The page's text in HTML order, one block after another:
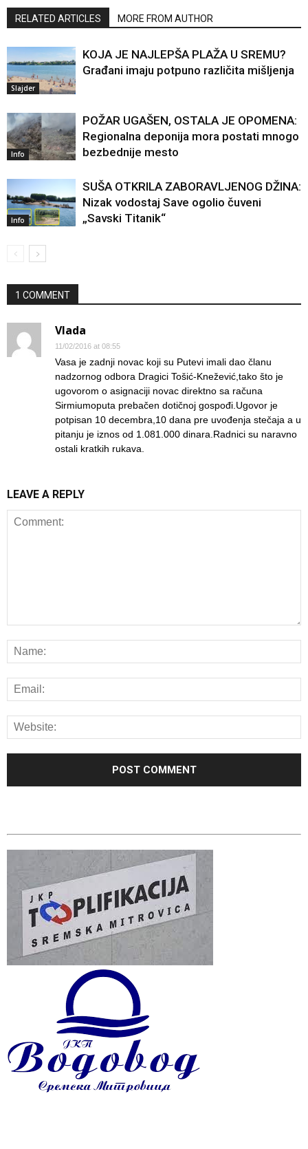
RELATED ARTICLES MORE FROM AUTHOR
Slajder
KOJA JE NAJLEPŠA PLAŽA U SREMU?
Građani imaju potpuno različita mišljenja
Info
POŽAR UGAŠEN, OSTALA JE OPOMENA:
Regionalna deponija mora postati mnogo
bezbednije mesto
Info
SUŠA OTKRILA ZABORAVLJENOG DŽINA:
Nizak vodostaj Save ogolio čuveni
„Savski Titanik“
1 COMMENT
Vlada
11/02/2016 at 08:55
Vasa je zadnji novac koji su Putevi imali dao članu
nadzornog odbora Dragici Tošić-Knežević,tako što je
ugovorom o asignaciji novac direktno sa računa
Sirmiumoputa prebačen dotičnoj gospođi.Ugovor je
potpisan 10 decembra,10 dana pre uvođenja stečaja a u
pitanju je iznos od 1.081.000 dinara.Radnici su naravno
ostali kratkih rukava.
LEAVE A REPLY